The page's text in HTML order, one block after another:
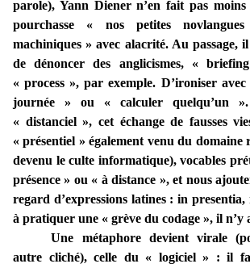
parole), Yann Diener n’en fait pas
pourchasse « nos petites
machiniques » avec alacrité. Au passage,
de dénoncer des anglicismes, «
« process », par exemple. D’ironiser
journée » ou « calculer quelqu’un
« distanciel », cet échange de fausses
« présentiel » également venu du domaine
devenu le culte informatique), vocables
présence » ou « à distance », et nous
regard d’expressions latines : in
à pratiquer une « grève du codage », il n’y
Une métaphore devient virale
autre cliché), celle du « logiciel » : il